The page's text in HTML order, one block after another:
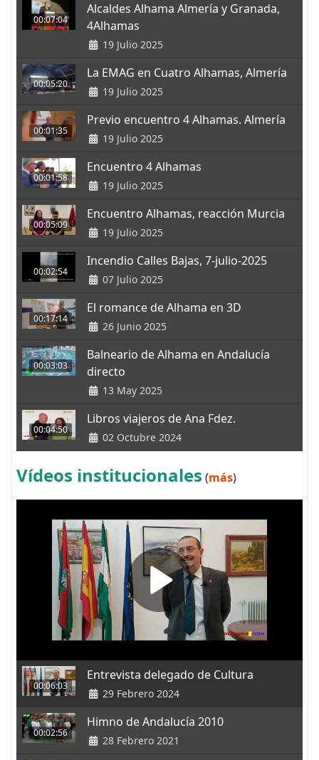
00:07:04
Alcaldes Alhama Almería y Granada,
4Alhamas
19 Julio 2025
00:05:20
La EMAG en Cuatro Alhamas, Almería
19 Julio 2025
00:01:35
Previo encuentro 4 Alhamas. Almería
19 Julio 2025
00:01:58
Encuentro 4 Alhamas
19 Julio 2025
00:05:09
Encuentro Alhamas, reacción Murcia
19 Julio 2025
00:02:54
Incendio Calles Bajas, 7-julio-2025
07 Julio 2025
00:17:14
El romance de Alhama en 3D
26 Junio 2025
00:03:03
Balneario de Alhama en Andalucía
directo
13 May 2025
00:04:50
Libros viajeros de Ana Fdez.
02 Octubre 2024
Vídeos institucionales (más)
00:06:03
Entrevista delegado de Cultura
29 Febrero 2024
00:02:56
Himno de Andalucía 2010
28 Febrero 2021